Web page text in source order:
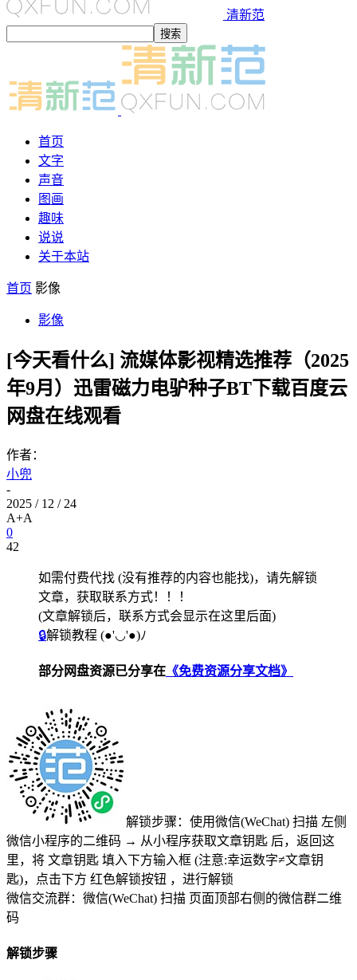
清新范
首页
文字
声音
图画
趣味
说说
关于本站
首页 影像
影像
[今天看什么] 流媒体影视精选推荐（2025
年9月）迅雷磁力电驴种子BT下载百度云
网盘在线观看
作者：
小兜
-
2025 / 12 / 24
A+A
0
42
如需付费代找 (没有推荐的内容也能找)，请先解锁
文章，获取联系方式！！！
(文章解锁后，联系方式会显示在这里后面)
🔒解锁教程 (●'◡'●)ﾉ
部分网盘资源已分享在 《免费资源分享文档》
解锁步骤：使用微信(WeChat) 扫描 左侧
微信小程序的二维码 → 从小程序获取文章钥匙 后，返回这
里，将 文章钥匙 填入下方输入框 (注意:幸运数字≠文章钥
匙)，点击下方 红色解锁按钮 ，进行解锁
微信交流群：微信(WeChat) 扫描 页面顶部右侧的微信群二维
码
解锁步骤